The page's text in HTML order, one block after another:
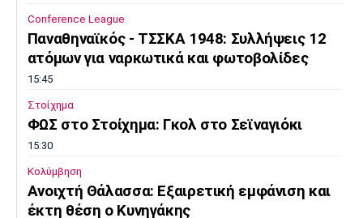
Conference League
Παναθηναϊκός - ΤΣΣΚΑ 1948: Συλλήψεις 12
ατόμων για ναρκωτικά και φωτοβολίδες
15:45
Στοίχημα
ΦΩΣ στο Στοίχημα: Γκολ στο Σεϊναγιόκι
15:30
Κολύμβηση
Ανοιχτή Θάλασσα: Εξαιρετική εμφάνιση και
έκτη θέση ο Κυνηγάκης